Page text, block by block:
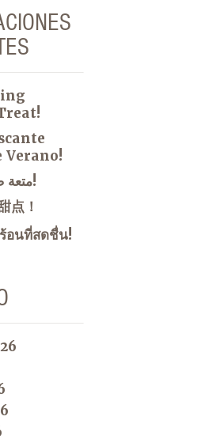
Verano!
متعة صيفية منعشة!
点！
อนที่สดชื่น!